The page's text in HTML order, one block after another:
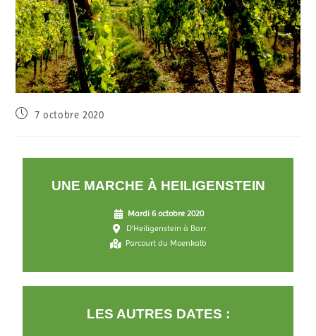
7 octobre 2020
UNE MARCHE À HEILIGENSTEIN
Mardi 6 octobre 2020
D'Heiligenstein à Barr
Parcourt du Moenkalb
LES AUTRES DATES :